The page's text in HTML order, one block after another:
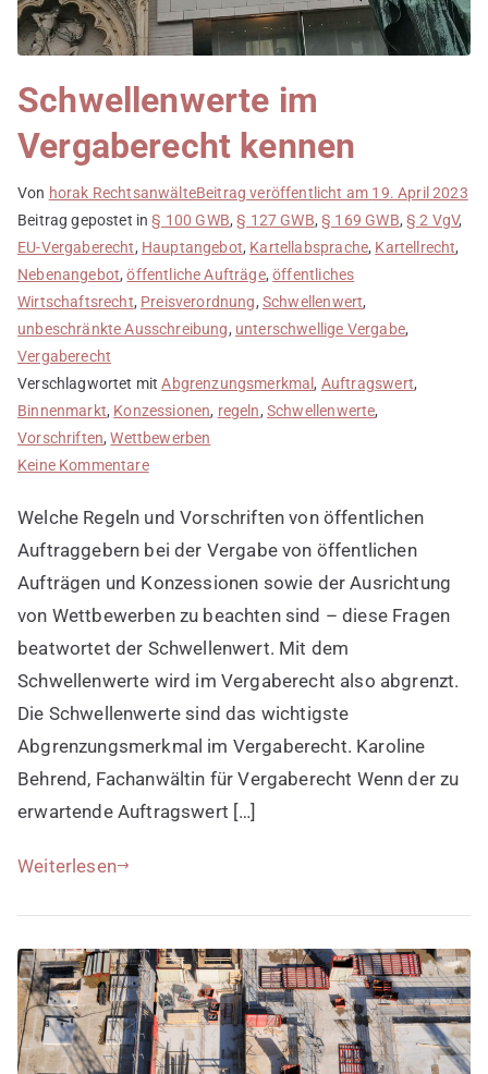
Schwellenwerte im
Vergaberecht kennen
Von horak RechtsanwälteBeitrag veröffentlicht am 19. April 2023
Beitrag gepostet in§ 100 GWB,§ 127 GWB,§ 169 GWB,§ 2 VgV,
EU-Vergaberecht, Hauptangebot, Kartellabsprache, Kartellrecht,
Nebenangebot,öffentliche Aufträge,öffentliches
Wirtschaftsrecht, Preisverordnung, Schwellenwert,
unbeschränkte Ausschreibung, unterschwellige Vergabe,
Vergaberecht
Verschlagwortet mitAbgrenzungsmerkmal, Auftragswert,
Binnenmarkt, Konzessionen, regeln, Schwellenwerte,
Vorschriften,Wettbewerben
Keine Kommentarezu
im
Vergaberecht
kennen
Welche Regeln und Vorschriften von öffentlichen
Auftraggebern bei der Vergabe von öffentlichen
Aufträgen und Konzessionen sowie der Ausrichtung
von Wettbewerben zu beachten sind – diese Fragen
beatwortet der Schwellenwert. Mit dem
Schwellenwerte wird im Vergaberecht also abgrenzt.
Die Schwellenwerte sind das wichtigste
Abgrenzungsmerkmal im Vergaberecht. Karoline
Behrend, Fachanwältin für Vergaberecht Wenn der zu
erwartende Auftragswert […]
Weiterlesen